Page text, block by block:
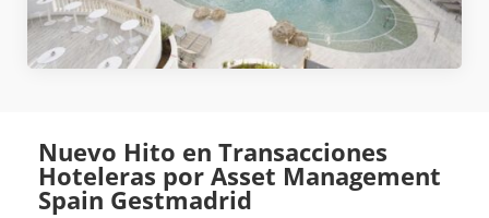
Nuevo Hito en Transacciones
Hoteleras por Asset Management
Spain Gestmadrid